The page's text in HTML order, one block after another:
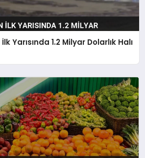
Yarısında 1.2 Milyar Dolarlık Halı